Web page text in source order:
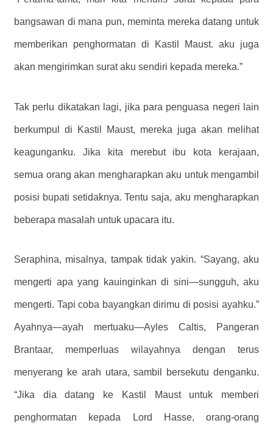
bangsawan di mana pun, meminta mereka datang untuk
memberikan penghormatan di Kastil Maust. aku juga
akan mengirimkan surat aku sendiri kepada mereka.”
Tak perlu dikatakan lagi, jika para penguasa negeri lain
berkumpul di Kastil Maust, mereka juga akan melihat
keagunganku. Jika kita merebut ibu kota kerajaan,
semua orang akan mengharapkan aku untuk mengambil
posisi bupati setidaknya. Tentu saja, aku mengharapkan
beberapa masalah untuk upacara itu.
Seraphina, misalnya, tampak tidak yakin. “Sayang, aku
mengerti apa yang kauinginkan di sini—sungguh, aku
mengerti. Tapi coba bayangkan dirimu di posisi ayahku.”
Ayahnya—ayah mertuaku—Ayles Caltis, Pangeran
Brantaar, memperluas wilayahnya dengan terus
menyerang ke arah utara, sambil bersekutu denganku.
“Jika dia datang ke Kastil Maust untuk memberi
penghormatan kepada Lord Hasse, orang-orang